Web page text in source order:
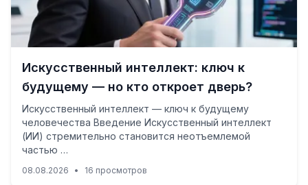
Искусственный интеллект: ключ к
будущему — но кто откроет дверь?
Искусственный интеллект — ключ к будущему
человечества Введение Искусственный интеллект
(ИИ) стремительно становится неотъемлемой
частью …
08.08.2026 • 16 просмотров